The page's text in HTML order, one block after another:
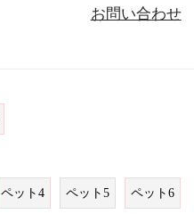
お問い合わせ
ペット4 ペット5 ペット6